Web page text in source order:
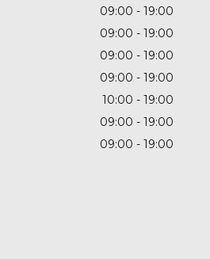
09:00
19:00
09:00
19:00
09:00
19:00
09:00
19:00
10:00
19:00
09:00
19:00
09:00 19:00